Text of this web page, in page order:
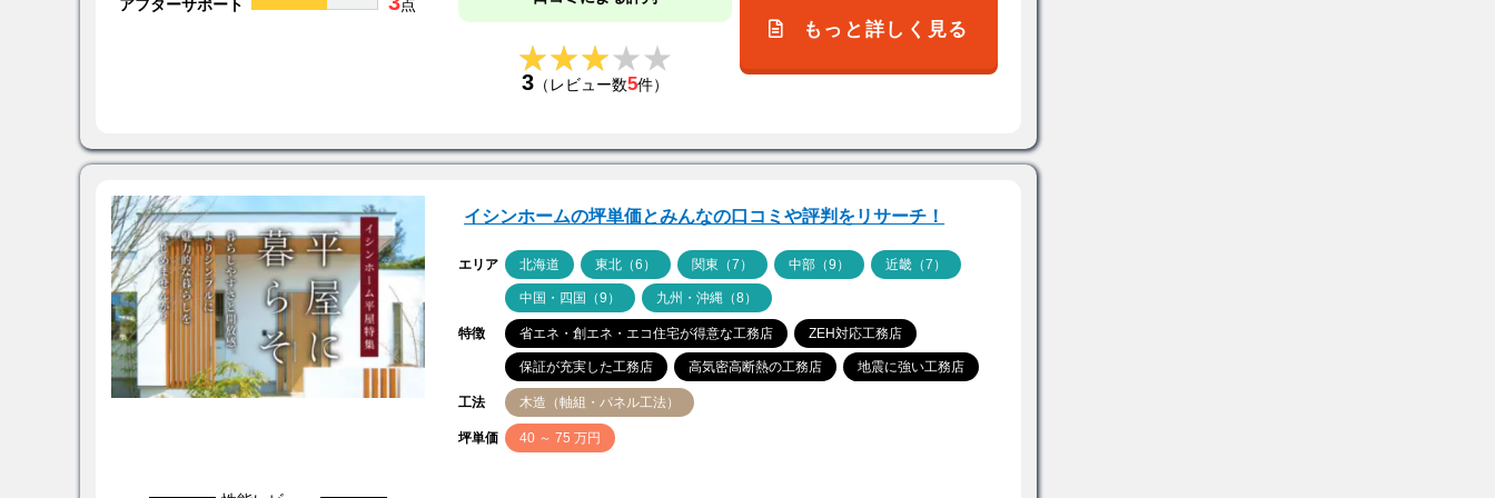
アフターサポート 点
★★★★★
★★★★★
3 （レビュー数5件）
もっと詳しく見る
イシンホームの坪単価とみんなの口コミや評判をリサーチ！
エリア 北海道 東北（6） 関東（7） 中部（9） 近畿（7）
中国・四国（9） 九州・沖縄（8）
特徴 省エネ・創エネ・エコ住宅が得意な工務店 ZEH対応工務店
保証が充実した工務店 高気密高断熱の工務店 地震に強い工務店
工法 木造（軸組・パネル工法）
坪単価 40 ～ 75 万円